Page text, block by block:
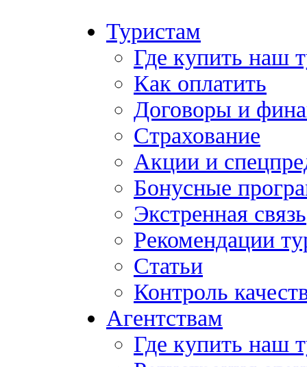
Туристам
Где купить наш
Как оплатить
Договоры и
Страхование
Акции и
Бонусные
Экстренная связь
Рекомендации
Статьи
Контроль
Агентствам
Где купить наш